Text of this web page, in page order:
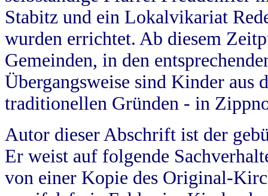
Stabitz und ein Lokalvikariat
wurden errichtet. Ab diesem
Gemeinden, in den
Übergangsweise sind Kinder aus
traditionellen Gründen - in
Autor dieser Abschrift ist der
Er weist auf folgende
von einer Kopie des Original-